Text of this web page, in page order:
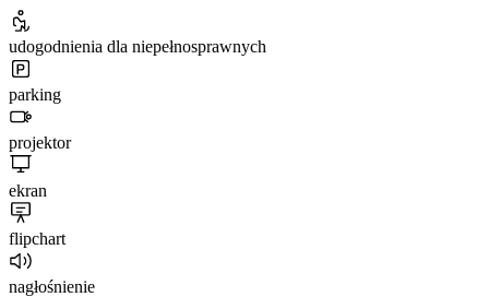
udogodnienia dla niepełnosprawnych
parking
projektor
ekran
flipchart
nagłośnienie